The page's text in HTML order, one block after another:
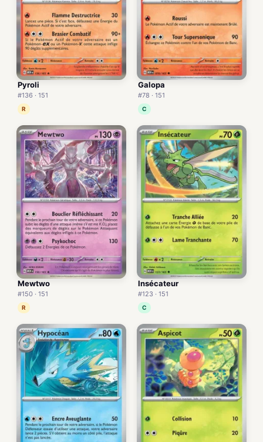
Pyroli
#136 · 151
R
Galopa
#78 · 151
C
Mewtwo
#150 · 151
R
Insécateur
#123 · 151
C